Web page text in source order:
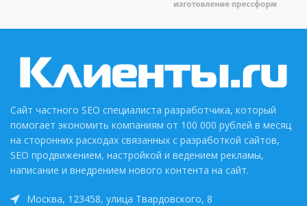
Сайт частного SEO специалиста разработчика, который
помогает экономить компаниям от 100 000 рублей в месяц
на сторонних расходах связанных с разработкой сайтов,
SEO продвижением, настройкой и ведением рекламы,
написание и внедрением нового контента на сайт.
Москва, 123458, улица Твардовского, 8